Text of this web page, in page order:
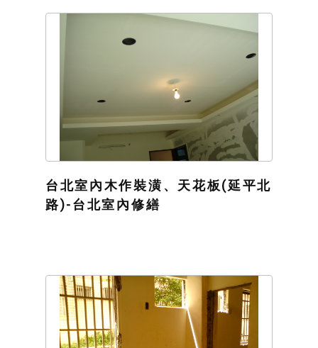
台北室內木作裝潢、天花板(延平北
路)-台北室內修繕